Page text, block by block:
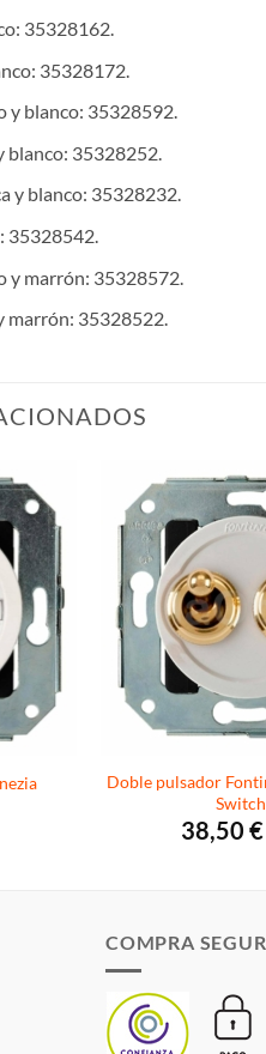
35328162.
35328172.
y blanco: 35328592.
blanco: 35328252.
y blanco: 35328232.
35328542.
y marrón: 35328572.
marrón: 35328522.
Doble pulsador
38,50 €
COMPRA